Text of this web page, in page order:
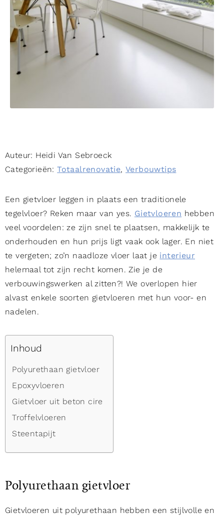
Auteur: Heidi Van Sebroeck
Categorieën:Totaalrenovatie,Verbouwtips
Een gietvloer leggen in plaats een traditionele
tegelvloer? Reken maar van yes. Gietvloeren hebben
veel voordelen: ze zijn snel te plaatsen, makkelijk te
onderhouden en hun prijs ligt vaak ook lager. En niet
te vergeten; zo’n naadloze vloer laat je interieur
helemaal tot zijn recht komen. Zie je de
verbouwingswerken al zitten?! We overlopen hier
alvast enkele soorten gietvloeren met hun voor- en
nadelen.
Inhoud
Polyurethaan gietvloer
Epoxyvloeren
Gietvloer uit beton cire
Troffelvloeren
Steentapijt
Polyurethaan gietvloer
Gietvloeren uit polyurethaan hebben een stijlvolle en